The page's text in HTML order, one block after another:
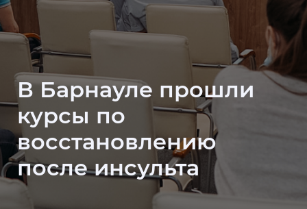
В Барнауле прошли
курсы по
восстановлению
после инсульта